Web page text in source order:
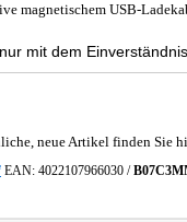
magnetischem USB-
mit dem
neue Artikel finden Sie
EAN: 4022107966030 /